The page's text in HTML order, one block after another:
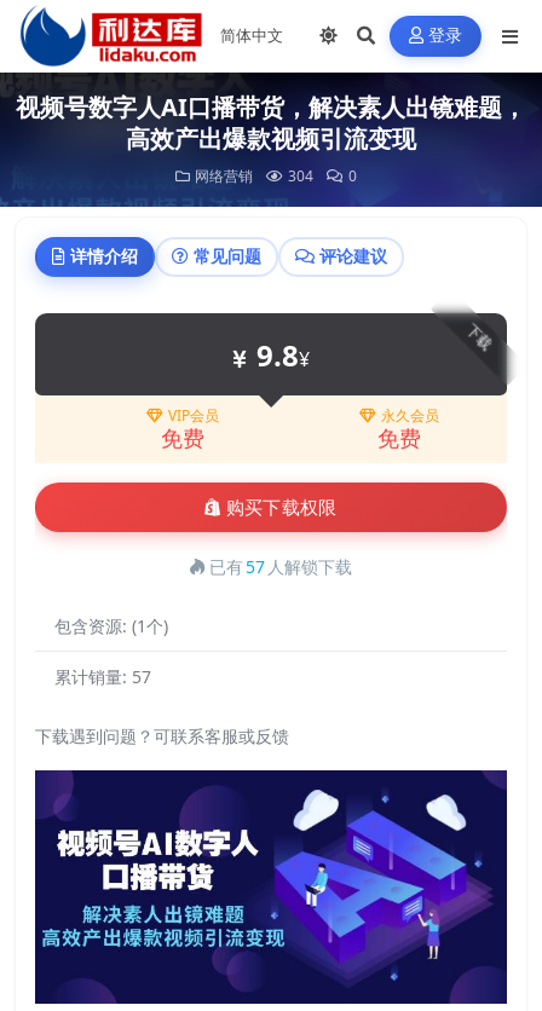
登录
视频号数字人AI口播带货，解决素人出镜难题，
高效产出爆款视频引流变现
网络营销 304 0
详情介绍 常见问题 评论建议
下载
9.8¥
VIP会员
免费
永久会员
免费
购买下载权限
已有57 人解锁下载
包含资源: (1个)
累计销量: 57
下载遇到问题？可联系客服或反馈